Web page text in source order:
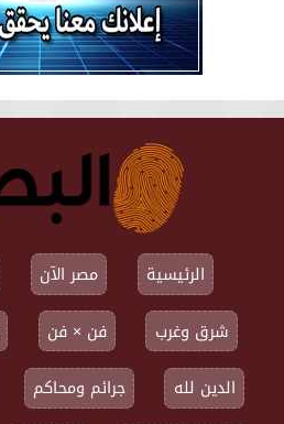
الرئيسية مصر الآن
شرق وغرب
فن × فن
الدين لله
جرائم ومحاكم